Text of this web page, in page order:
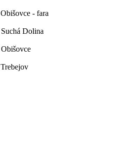
Obišovce - fara
Suchá Dolina
Obišovce
Trebejov